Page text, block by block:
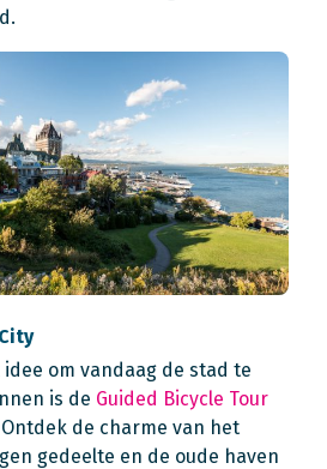
idee om vandaag de stad te
is de Guided Bicycle Tour
Ontdek de charme van het
gedeelte en de oude haven